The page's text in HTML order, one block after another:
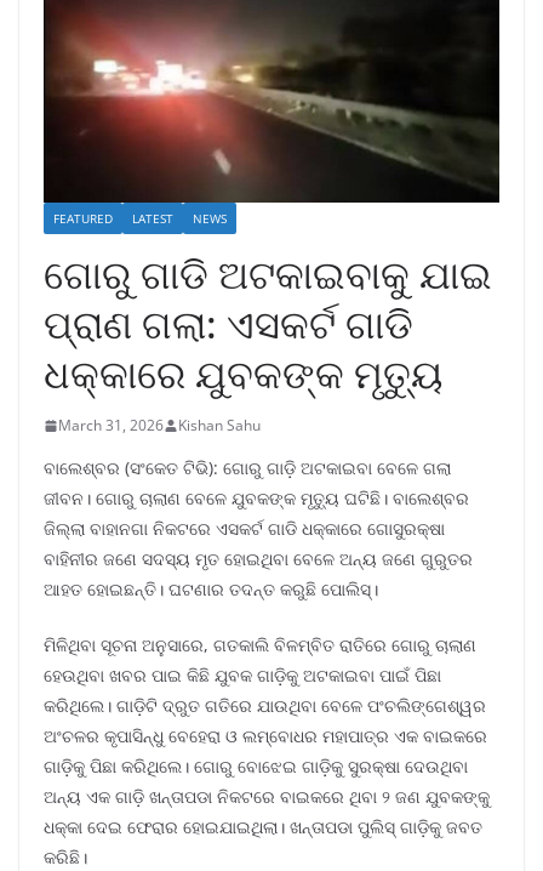
FEATURED LATEST NEWS
ଗୋରୁ ଗାଡି ଅଟକାଇବାକୁ ଯାଇ
ପ୍ରାଣ ଗଲା: ଏସକର୍ଟ ଗାଡି
ଧକ୍କାରେ ଯୁବକଙ୍କ ମୃତ୍ୟୁ
March 31, 2026 Kishan Sahu
ବାଲେଶ୍ବର (ସଂକେତ ଟିଭି): ଗୋରୁ ଗାଡ଼ି ଅଟକାଇବା ବେଳେ ଗଲା
ଜୀବନ। ଗୋରୁ ଚାଲାଣ ବେଳେ ଯୁବକଙ୍କ ମୃତ୍ୟୁ ଘଟିଛି। ବାଲେଶ୍ବର
ଜିଲ୍ଲା ବାହାନଗା ନିକଟରେ ଏସକର୍ଟ ଗାଡି ଧକ୍କାରେ ଗୋସୁରକ୍ଷା
ବାହିନୀର ଜଣେ ସଦସ୍ୟ ମୃତ ହୋଇଥିବା ବେଳେ ଅନ୍ୟ ଜଣେ ଗୁରୁତର
ଆହତ ହୋଇଛନ୍ତି। ଘଟଣାର ତଦନ୍ତ କରୁଛି ପୋଲିସ୍।
ମିଳିଥିବା ସୂଚନା ଅନୁସାରେ, ଗତକାଲି ବିଳମ୍ବିତ ରାତିରେ ଗୋରୁ ଚାଲାଣ
ହେଉଥିବା ଖବର ପାଇ କିଛି ଯୁବକ ଗାଡ଼ିକୁ ଅଟକାଇବା ପାଇଁ ପିଛା
କରିଥିଲେ। ଗାଡ଼ିଟି ଦ୍ରୁତ ଗତିରେ ଯାଉଥିବା ବେଳେ ପଂଚଲିଙ୍ଗେଶ୍ୱର
ଅଂଚଳର କୃପାସିନ୍ଧୁ ବେହେରା ଓ ଲମ୍ବୋଧର ମହାପାତ୍ର ଏକ ବାଇକରେ
ଗାଡ଼ିକୁ ପିଛା କରିଥିଲେ। ଗୋରୁ ବୋଝେଇ ଗାଡ଼ିକୁ ସୁରକ୍ଷା ଦେଉଥିବା
ଅନ୍ୟ ଏକ ଗାଡ଼ି ଖନ୍ତାପଡା ନିକଟରେ ବାଇକରେ ଥିବା ୨ ଜଣ ଯୁବକଙ୍କୁ
ଧକ୍କା ଦେଇ ଫେରାର ହୋଇଯାଇଥିଲା। ଖନ୍ତାପଡା ପୁଲିସ୍ ଗାଡ଼ିକୁ ଜବତ
କରିଛି।